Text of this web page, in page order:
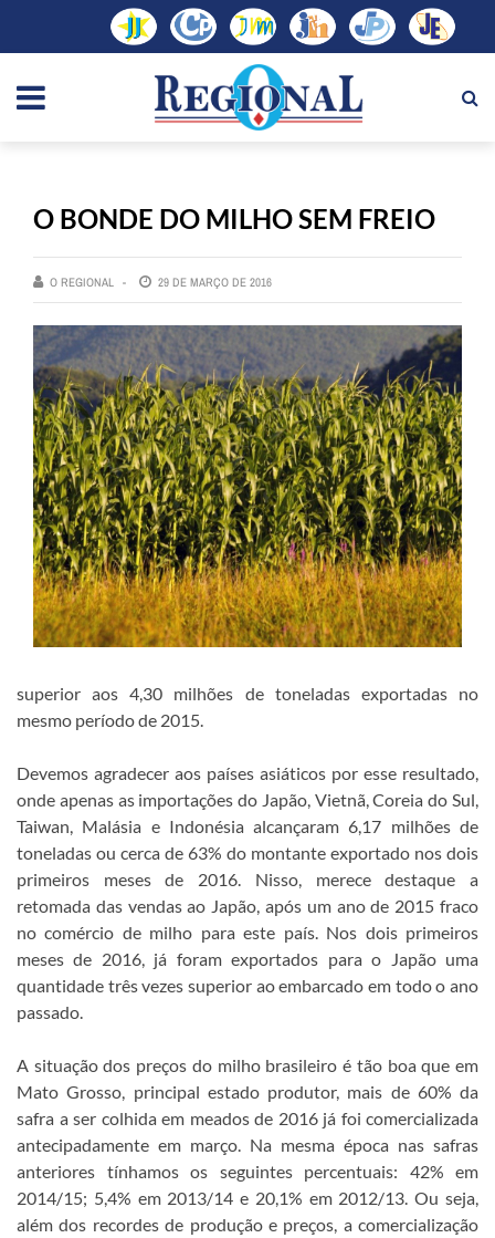
O BONDE DO MILHO SEM FREIO
O REGIONAL 29 DE MARÇO DE 2016
superior aos 4,30 milhões de toneladas exportadas no
mesmo período de 2015.
Devemos agradecer aos países asiáticos por esse resultado,
onde apenas as importações do Japão, Vietnã, Coreia do Sul,
Taiwan, Malásia e Indonésia alcançaram 6,17 milhões de
toneladas ou cerca de 63% do montante exportado nos dois
primeiros meses de 2016. Nisso, merece destaque a
retomada das vendas ao Japão, após um ano de 2015 fraco
no comércio de milho para este país. Nos dois primeiros
meses de 2016, já foram exportados para o Japão uma
quantidade três vezes superior ao embarcado em todo o ano
passado.
A situação dos preços do milho brasileiro é tão boa que em
Mato Grosso, principal estado produtor, mais de 60% da
safra a ser colhida em meados de 2016 já foi comercializada
antecipadamente em março. Na mesma época nas safras
anteriores tínhamos os seguintes percentuais: 42% em
2014/15; 5,4% em 2013/14 e 20,1% em 2012/13. Ou seja,
além dos recordes de produção e preços, a comercialização